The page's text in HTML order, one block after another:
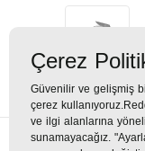
Çerez
Güvenilir ve gelişmiş
çerez
ve ilgi alanlarına
sunamayacağız.